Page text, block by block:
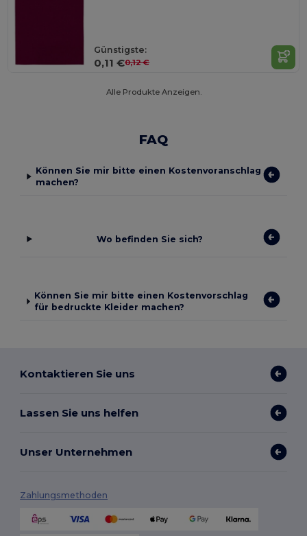
Günstigste:
0,11 €0,12 €
Alle Produkte Anzeigen.
FAQ
Können Sie mir bitte einen Kostenvoranschlag
machen?
Wo befinden Sie sich?
Können Sie mir bitte einen Kostenvorschlag
für bedruckte Kleider machen?
Kontaktieren Sie uns
Lassen Sie uns helfen
Unser Unternehmen
Zahlungsmethoden